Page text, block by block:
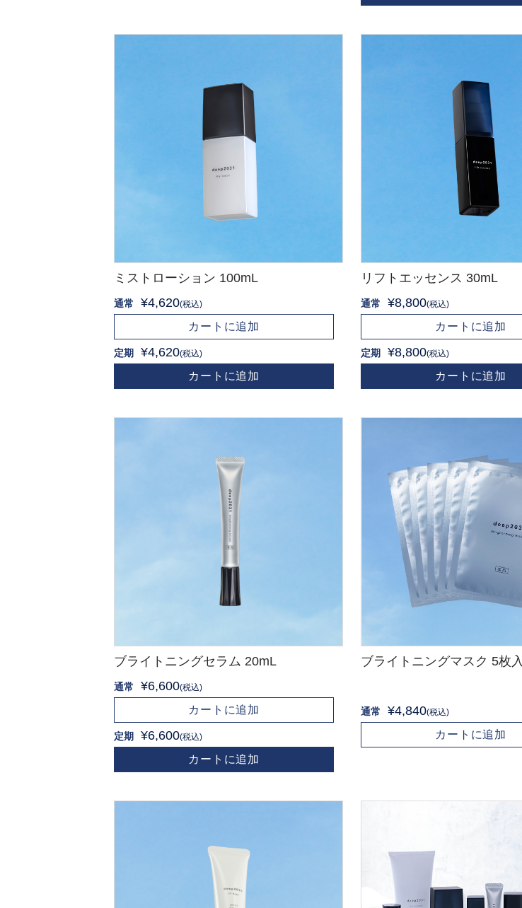
ミストローション 100mL
通常 ¥4,620(税込)
カートに追加
定期 ¥4,620(税込)
カートに追加
リフトエッセンス 30mL
通常 ¥8,800(税込)
カートに追加
定期 ¥8,800(税込)
カートに追加
ブライトニングセラム 20mL
通常 ¥6,600(税込)
カートに追加
定期 ¥6,600(税込)
カートに追加
ブライトニングマスク 5枚入
通常 ¥4,840(税込)
カートに追加